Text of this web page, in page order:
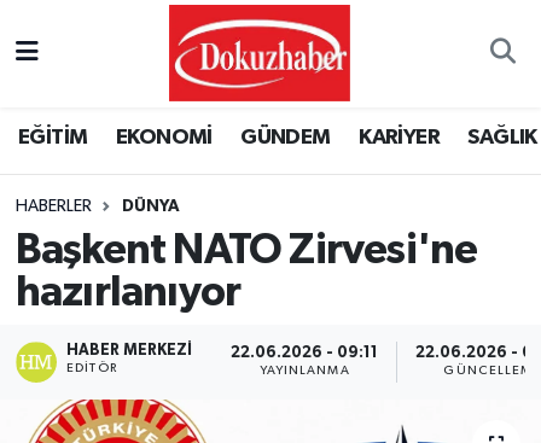
EĞİTİM EKONOMİ GÜNDEM KARİYER SAĞLIK
HABERLER DÜNYA
Başkent NATO Zirvesi'ne
hazırlanıyor
HABER MERKEZI
EDITÖR
22.06.2026 - 09:11
YAYINLANMA
22.06.2026 -
GÜNCELLEME
Puan Durumu ve Fikstür
Tüm Manşetler
Son Dakika Haberleri
Haber Arşivi